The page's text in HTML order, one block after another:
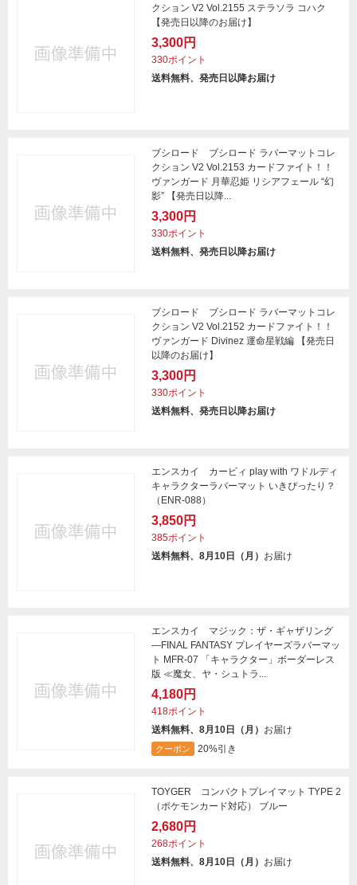
クション V2 Vol.2155 ステラソラ コハク
【発売日以降のお届け】
3,300円
330ポイント
送料無料、発売日以降お届け
ブシロード ブシロード ラバーマットコレ
クション V2 Vol.2153 カードファイト！！
ヴァンガード 月華忍姫 リシアフェール “幻
影” 【発売日以降...
3,300円
330ポイント
送料無料、発売日以降お届け
ブシロード ブシロード ラバーマットコレ
クション V2 Vol.2152 カードファイト！！
ヴァンガード Divinez 運命星戦編 【発売日
以降のお届け】
3,300円
330ポイント
送料無料、発売日以降お届け
エンスカイ カービィ play with ワドルディ
キャラクターラバーマット いきぴったり？
（ENR-088）
3,850円
385ポイント
送料無料、8月10日（月） お届け
エンスカイ マジック：ザ・ギャザリング
―FINAL FANTASY プレイヤーズラバーマッ
ト MFR-07 「キャラクター」ボーダーレス
版 ≪魔女、ヤ・シュトラ...
4,180円
418ポイント
送料無料、8月10日（月） お届け
クーポン 20%引き
TOYGER コンパクトプレイマット TYPE 2
（ポケモンカード対応） ブルー
2,680円
268ポイント
送料無料、8月10日（月） お届け